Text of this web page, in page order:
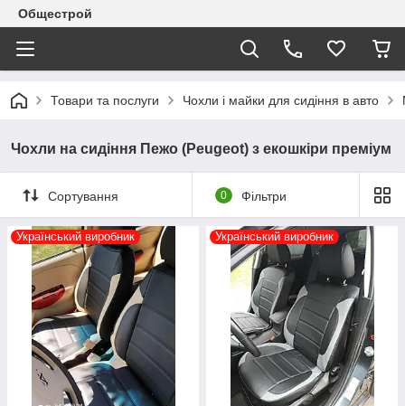
Общестрой
Товари та послуги Чохли і майки для сидіння в авто
Чохли на сидіння Пежо (Peugeot) з екошкіри преміум
Сортування 0 Фільтри
Український виробник Український виробник